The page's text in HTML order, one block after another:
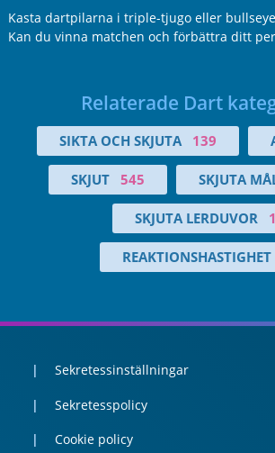
Kasta dartpilarna i triple-tjugo eller
Kan du vinna matchen och förbättra ditt
Relaterade Dart
SIKTA OCH SKJUTA 139
SKJUT 545 SKJUTA
SKJUTA LERDUVOR
REAKTIONSHASTIGHET
Sekretessinställningar
Sekretesspolicy
Cookie policy